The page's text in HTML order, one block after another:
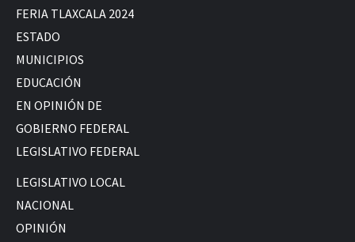
FERIA TLAXCALA 2024
ESTADO
MUNICIPIOS
EDUCACIÓN
EN OPINIÓN DE
GOBIERNO FEDERAL
LEGISLATIVO FEDERAL
LEGISLATIVO LOCAL
NACIONAL
OPINIÓN